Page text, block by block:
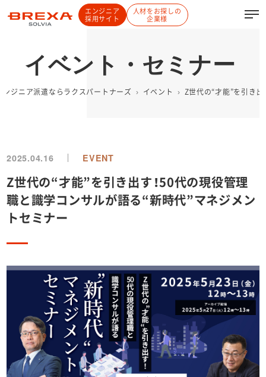
エンジニア
採用サイト
人材をお探しの
企業様
イベント・セミナー
ンジニア派遣ならラクスパートナーズ イベント Z世代の“才能”を引き
2025.04.16 EVENT
Z世代の“才能”を引き出す！50代の現役管理
職と識学コンサルが語る“新時代”マネジメン
トセミナー